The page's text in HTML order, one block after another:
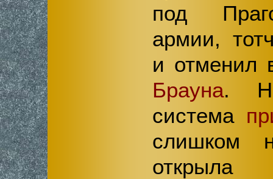
под
армии,
и отменил
Брауна.
система
слишком